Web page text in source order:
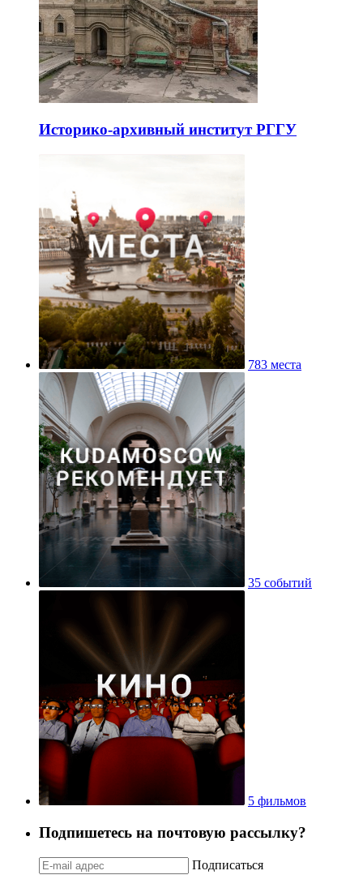
Историко-архивный институт РГГУ
783 места
35 событий
5 фильмов
Подпишетесь на почтовую рассылку?
Подписаться